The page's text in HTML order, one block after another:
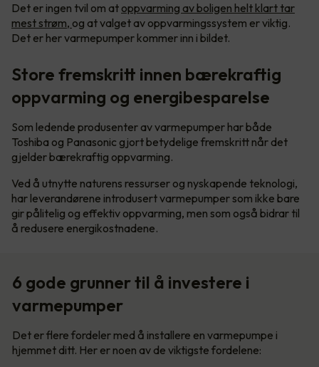
Det er ingen tvil om at oppvarming av boligen helt klart tar
mest strøm, og at valget av oppvarmingssystem er viktig.
Det er her varmepumper kommer inn i bildet.
Store fremskritt innen bærekraftig
oppvarming og energibesparelse
Som ledende produsenter av varmepumper har både
Toshiba og Panasonic gjort betydelige fremskritt når det
gjelder bærekraftig oppvarming.
Ved å utnytte naturens ressurser og nyskapende teknologi,
har leverandørene introdusert varmepumper som ikke bare
gir pålitelig og effektiv oppvarming, men som også bidrar til
å redusere energikostnadene.
6 gode grunner til å investere i
varmepumper
Det er flere fordeler med å installere en varmepumpe i
hjemmet ditt. Her er noen av de viktigste fordelene: